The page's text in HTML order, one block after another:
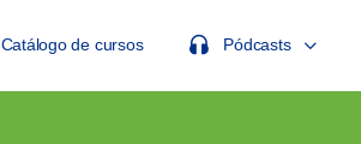
Catálogo de cursos Pódcasts